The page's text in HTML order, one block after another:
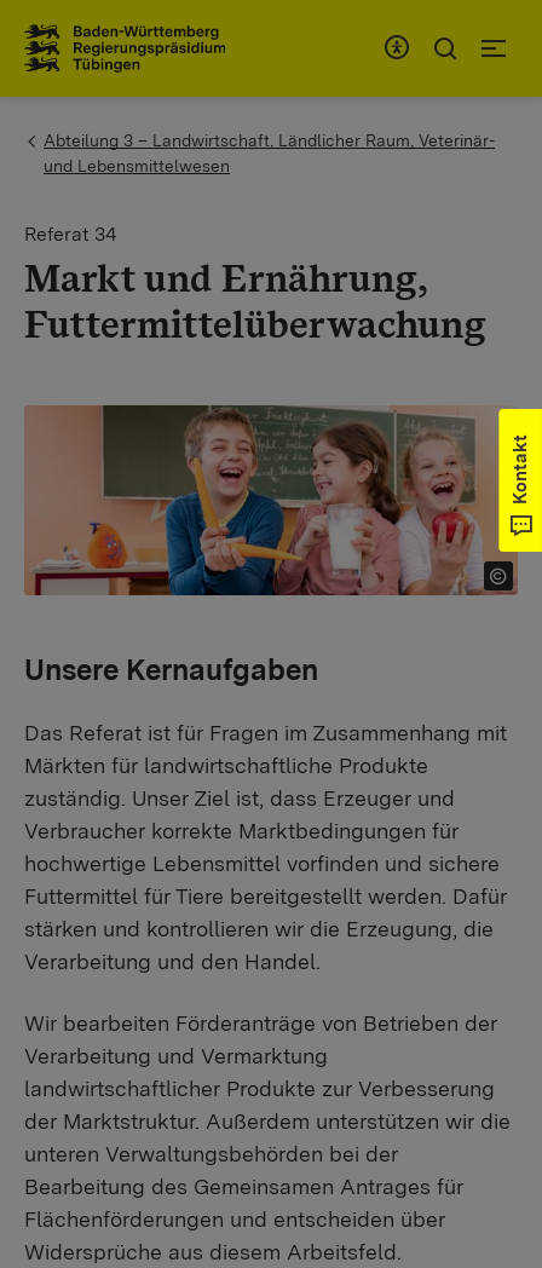
You are here:
Abteilung 3 – Landwirtschaft, Ländlicher Raum, Veterinär-
und Lebensmittelwesen
Referat 34
Markt und Ernährung,
Futtermittelüberwachung
Unsere Kernaufgaben
Das Referat ist für Fragen im Zusammenhang mit
Märkten für landwirtschaftliche Produkte
zuständig. Unser Ziel ist, dass Erzeuger und
Verbraucher korrekte Marktbedingungen für
hochwertige Lebensmittel vorfinden und sichere
Futtermittel für Tiere bereitgestellt werden. Dafür
stärken und kontrollieren wir die Erzeugung, die
Verarbeitung und den Handel.
Wir bearbeiten Förderanträge von Betrieben der
Verarbeitung und Vermarktung
landwirtschaftlicher Produkte zur Verbesserung
der Marktstruktur. Außerdem unterstützen wir die
unteren Verwaltungsbehörden bei der
Bearbeitung des Gemeinsamen Antrages für
Flächenförderungen und entscheiden über
Widersprüche aus diesem Arbeitsfeld.
Kontakt